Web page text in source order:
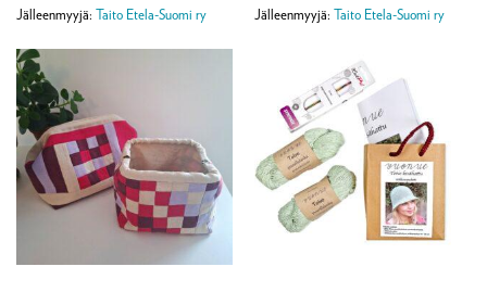
Jälleenmyyjä: Taito Etela-Suomi ry Jälleenmyyjä: Taito Etela-Suomi ry